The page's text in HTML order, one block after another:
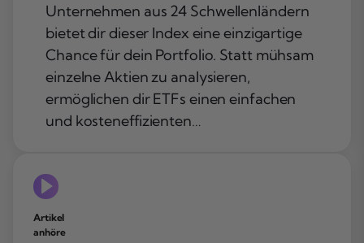
Unternehmen aus 24 Schwellenländern
bietet dir dieser Index eine einzigartige
Chance für dein Portfolio. Statt mühsam
einzelne Aktien zu analysieren,
ermöglichen dir ETFs einen einfachen
und kosteneffizienten…
Artikel
anhöre